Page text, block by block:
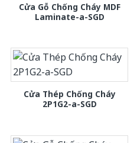
Cửa Gỗ Chống Cháy MDF
Laminate-a-SGD
Cửa Thép Chống Cháy
2P1G2-a-SGD